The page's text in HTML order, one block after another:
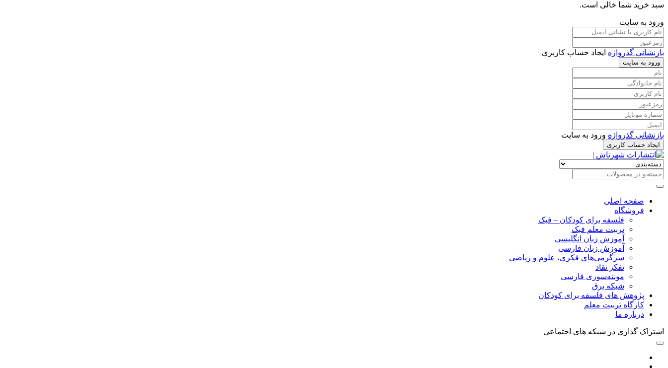
سبد خرید شما خالی است.
ورود به سایت
بازنشانی گذرواژه ایجاد حساب کاربری
ورود به سایت
بازنشانی گذرواژه ورود به سایت
ایجاد حساب کاربری
صفحه اصلی
فروشگاه
فلسفه برای کودکان – فبک
تربیت معلم فبک
آموزش زبان انگلیسی
آموزش زبان فارسی
سرگرمی‌های فکری، علوم و ریاضی
تفکر نقاد
مونته‌سوری فارسی
شبکه برق
پژوهش های فلسفه برای کودکان
کارگاه تربیت معلم
درباره ما
اشتراک گذاری در شبکه های اجتماعی